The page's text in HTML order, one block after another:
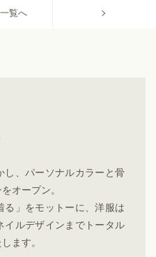
覧へ
し、パーソナルカラーと骨
オープン。
る」をモットーに、洋服は
イルデザインまでトータル
ます。